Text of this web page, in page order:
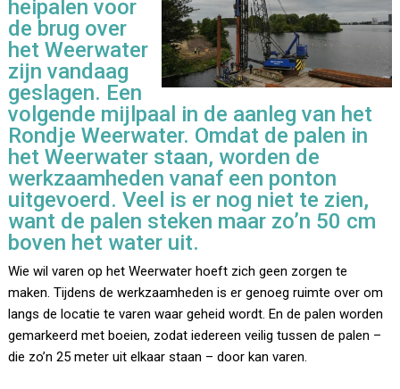
heipalen voor
de brug over
het Weerwater
zijn vandaag
geslagen. Een
volgende mijlpaal in de aanleg van het
Rondje Weerwater. Omdat de palen in
het Weerwater staan, worden de
werkzaamheden vanaf een ponton
uitgevoerd. Veel is er nog niet te zien,
want de palen steken maar zo’n 50 cm
boven het water uit.
Wie wil varen op het Weerwater hoeft zich geen zorgen te
maken. Tijdens de werkzaamheden is er genoeg ruimte over om
langs de locatie te varen waar geheid wordt. En de palen worden
gemarkeerd met boeien, zodat iedereen veilig tussen de palen –
die zo’n 25 meter uit elkaar staan – door kan varen.